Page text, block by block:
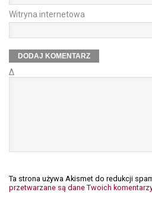
Witryna internetowa
Δ
Ta strona używa Akismet do redukcji
przetwarzane są dane Twoich